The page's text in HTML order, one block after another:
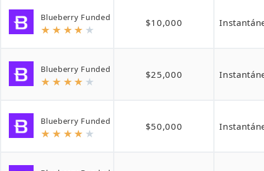
Blueberry Funded
★ ★ ★★ ★ $10,000
Blueberry Funded
★ ★ ★★ ★ $25,000
Blueberry Funded
★ ★ ★★ ★ $50,000